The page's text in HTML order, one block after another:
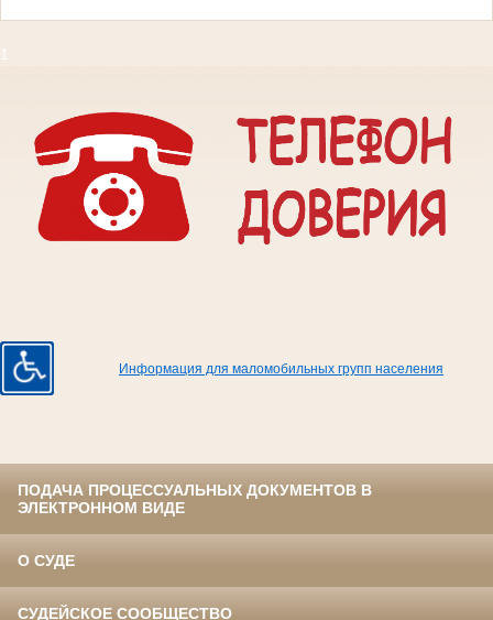
1
Информация для маломобильных групп населения
ПОДАЧА ПРОЦЕССУАЛЬНЫХ ДОКУМЕНТОВ В
ЭЛЕКТРОННОМ ВИДЕ
О СУДЕ
СУДЕЙСКОЕ СООБЩЕСТВО